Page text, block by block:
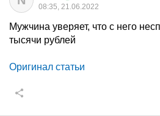
08:35, 21.06.2022
Мужчина уверяет, что с него
тысячи рублей
Оригинал статьи